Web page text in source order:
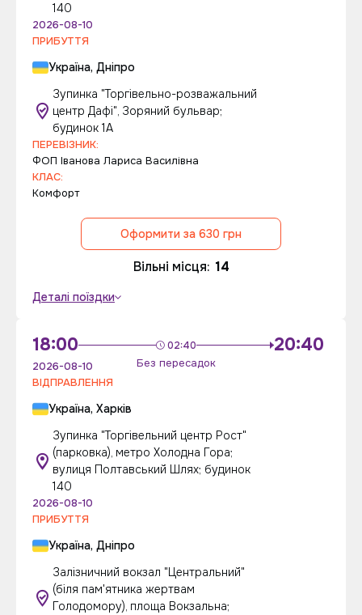
140
2026-08-10
ПРИБУТТЯ
Україна, Дніпро
Зупинка "Торгівельно-розважальний
центр Дафі", Зоряний бульвар;
будинок 1А
ПЕРЕВІЗНИК:
ФОП Iванова Лариса Василiвна
КЛАС:
Комфорт
Оформити за 630 грн
Вільні місця: 14
Деталі поїздки
18:00 02:40
Без пересадок
20:40
2026-08-10
ВІДПРАВЛЕННЯ
Україна, Харків
Зупинка "Торгівельний центр Рост"
(парковка), метро Холодна Гора;
вулиця Полтавський Шлях; будинок
140
2026-08-10
ПРИБУТТЯ
Україна, Дніпро
Залізничний вокзал "Центральний"
(біля пам'ятника жертвам
Голодомору), площа Вокзальна;